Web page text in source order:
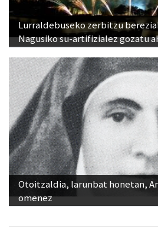
Lurraldebuseko zerbitzu
Nagusiko su-artifizialez gozatu
Otoitzaldia, larunbat honetan,
omenez